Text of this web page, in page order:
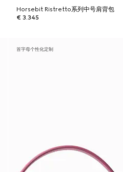
Horsebit Ristretto系列中号肩背包
€ 3.345
首字母个性化定制